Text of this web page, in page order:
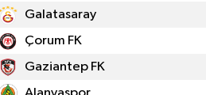
Galatasaray
Çorum FK
Gaziantep FK